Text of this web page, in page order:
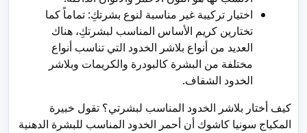
اختيار تركيبة غير مناسبة لنوع بشرتكِ: تماماً كما
تختارين كريم الأساس المناسب لبشرتكِ، هناك
العديد من أنواع بلاشر الخدود التي تناسب أنواع
مختلفة من البشرة كالبودرة والكريمات وبلاشر
الخدود الشفاف.
كيف أختار بلاشر الخدود المناسب لبشرتي؟ تقول خبيرة
المكياج سونيا كاشوك أن أحمر الخدود المناسب للبشرة الدهنية